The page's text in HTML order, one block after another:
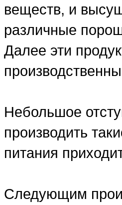
веществ, и
различные
Далее эти
Небольшое
производить
питания
Следующим